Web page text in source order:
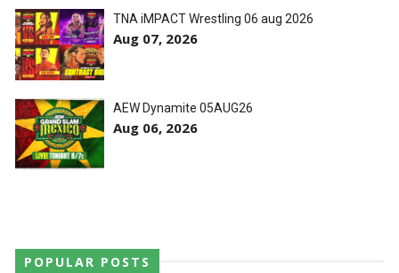
Statlander após interferência decisiva de
Hikaru Shida
Unknown-Aug 06 2026
TRIUNFO LENDÁRIO EM CIDADE DO MÉXICO:
Jericho, Místico e Darby Allin superam The Don
Callis Family no Grand Slam Mexico
Unknown-Aug 06 2026
TNA iMPACT Wrestling 06 aug 2026
Aug 07, 2026
AEW Dynamite 05AUG26
Aug 06, 2026
POPULAR POSTS